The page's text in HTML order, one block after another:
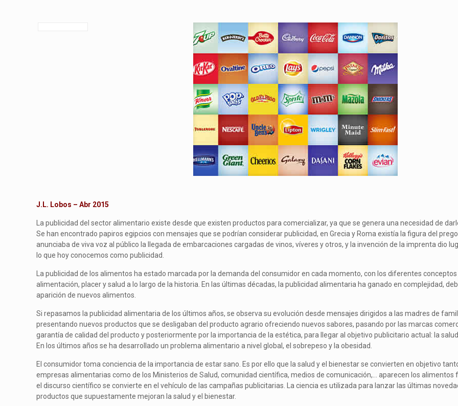
J.L. Lobos – Abr 2015
La publicidad del sector alimentario existe desde que existen productos para comercializar, ya que se genera una necesidad de
Se han encontrado papiros egipcios con mensajes que se podrían considerar publicidad, en Grecia y Roma existía la figura del
anunciaba de viva voz al público la llegada de embarcaciones cargadas de vinos, víveres y otros, y la invención de la imprenta dio
lo que hoy conocemos como publicidad.
La publicidad de los alimentos ha estado marcada por la demanda del consumidor en cada momento, con los diferentes
alimentación, placer y salud a lo largo de la historia. En las últimas décadas, la publicidad alimentaria ha ganado en complejidad,
aparición de nuevos alimentos.
Si repasamos la publicidad alimentaria de los últimos años, se observa su evolución desde mensajes dirigidos a las madres de
presentando nuevos productos que se desligaban del producto agrario ofreciendo nuevos sabores, pasando por las marcas
garantía de calidad del producto y posteriormente por la importancia de la estética, para llegar al objetivo publicitario actual: la
En los últimos años se ha desarrollado un problema alimentario a nivel global, el sobrepeso y la obesidad.
El consumidor toma conciencia de la importancia de estar sano. Es por ello que la salud y el bienestar se convierten en objetivo
empresas alimentarias como de los Ministerios de Salud, comunidad científica, medios de comunicación,… aparecen los alimentos
el discurso científico se convierte en el vehículo de las campañas publicitarias. La ciencia es utilizada para lanzar las últimas
productos que supuestamente mejoran la salud y el bienestar.